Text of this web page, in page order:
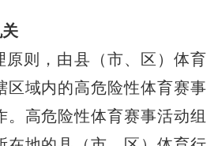
关
原则，由县（市、区）体育
区域内的高危险性体育赛事
。高危险性体育赛事活动组